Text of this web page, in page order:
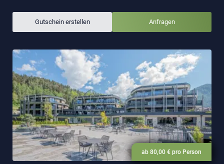
Gutschein erstellen Anfragen
ab 80,00 € pro Person